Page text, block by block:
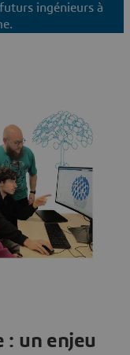
ingénieurs à
: un enjeu